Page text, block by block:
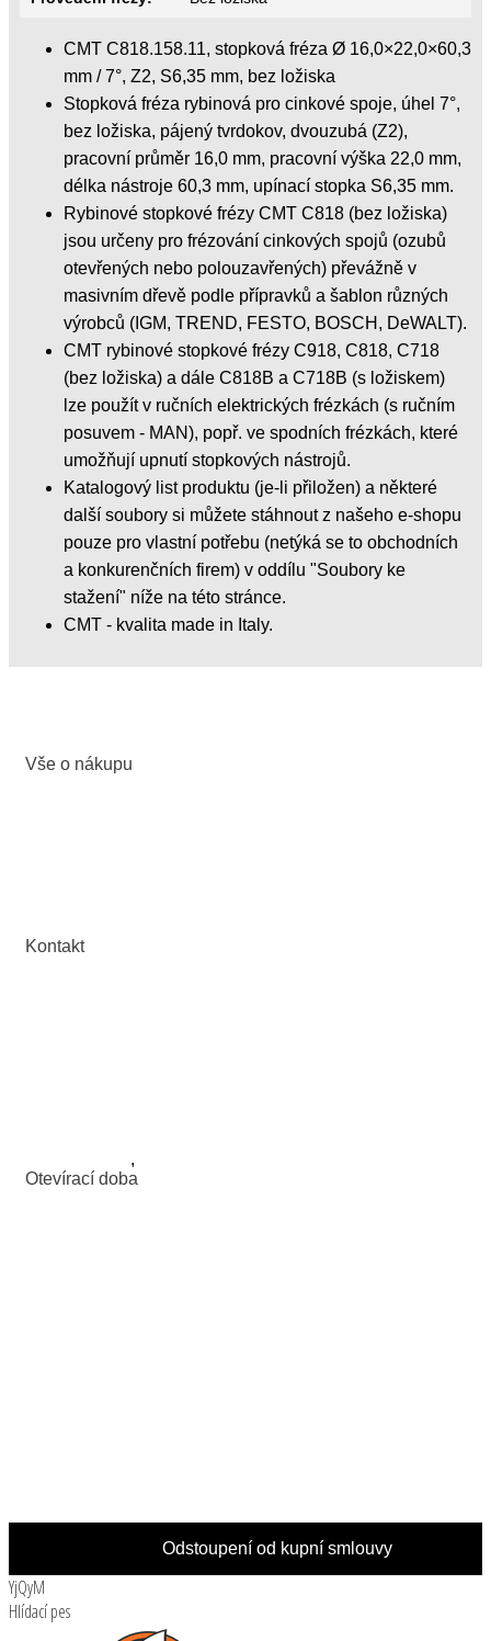
CMT C818.158.11, stopková fréza Ø 16,0×22,0×60,3
mm / 7°, Z2, S6,35 mm, bez ložiska
Stopková fréza rybinová pro cinkové spoje, úhel 7°,
bez ložiska, pájený tvrdokov, dvouzubá (Z2),
pracovní průměr 16,0 mm, pracovní výška 22,0 mm,
délka nástroje 60,3 mm, upínací stopka S6,35 mm.
Rybinové stopkové frézy CMT C818 (bez ložiska)
jsou určeny pro frézování cinkových spojů (ozubů
otevřených nebo polouzavřených) převážně v
masivním dřevě podle přípravků a šablon různých
výrobců (IGM, TREND, FESTO, BOSCH, DeWALT).
CMT rybinové stopkové frézy C918, C818, C718
(bez ložiska) a dále C818B a C718B (s ložiskem)
lze použít v ručních elektrických frézkách (s ručním
posuvem - MAN), popř. ve spodních frézkách, které
umožňují upnutí stopkových nástrojů.
Katalogový list produktu (je-li přiložen) a některé
další soubory si můžete stáhnout z našeho e-shopu
pouze pro vlastní potřebu (netýká se to obchodních
a konkurenčních firem) v oddílu "Soubory ke
stažení" níže na této stránce.
CMT - kvalita made in Italy.
Vše o nákupu
Kontakt
,
Otevírací doba
Odstoupení od kupní smlouvy
YjQyM
Hlídací pes